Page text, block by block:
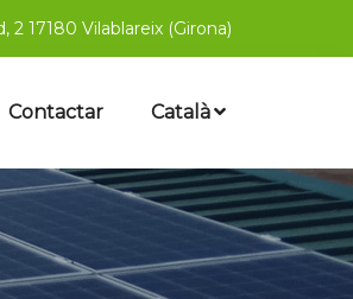
2 17180 Vilablareix (Girona)
Contactar Català